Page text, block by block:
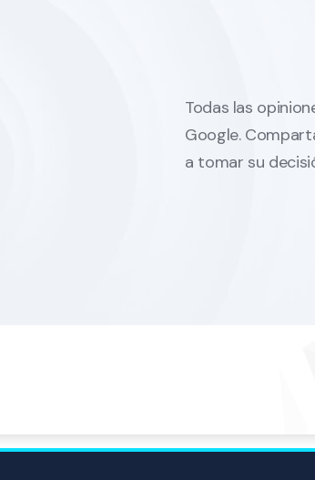
Todas las
Google.
a tomar su